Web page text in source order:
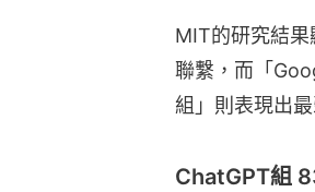
MIT的研究結
聯繫，而「
組」則表現出
ChatGPT組